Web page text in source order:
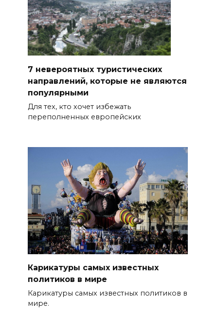
7 невероятных туристических
направлений, которые не являются
популярными
Для тех, кто хочет избежать
переполненных европейских
Карикатуры самых известных
политиков в мире
Карикатуры самых известных политиков в
мире.